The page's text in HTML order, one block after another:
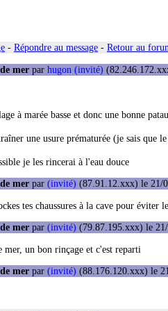
- Répondre au message - Retour au
mer par hugon (invité)
à marée basse et donc une bonne
une usure prématurée (je sais que
je les rincerai à l'eau douce
mer par (invité) (87.91.12.xxx) le 21/
tes chaussures à la cave pour
mer par (invité) (79.87.195.xxx) le
mer, un bon rinçage et c'est reparti
mer par (invité) (88.176.120.xxx) le